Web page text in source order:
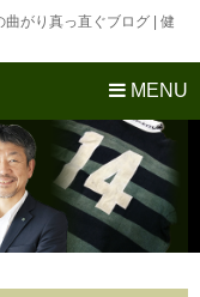
がり真っ直ぐブログ | 健
MENU